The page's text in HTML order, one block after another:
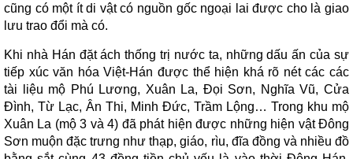
cũng có một ít di vật có nguồn gốc ngoại lai được cho là giao
lưu trao đổi mà có.
Khi nhà Hán đặt ách thống trị nước ta, những dấu ấn của sự
tiếp xúc văn hóa Việt-Hán được thể hiện khá rõ nét các các
tài liệu mộ Phú Lương, Xuân La, Đọi Sơn, Nghĩa Vũ, Cửa
Đình, Từ Lạc, Ân Thi, Minh Đức, Trầm Lộng… Trong khu mộ
Xuân La (mộ 3 và 4) đã phát hiện được những hiện vật Đông
Sơn muộn đặc trưng như thạp, giáo, rìu, đĩa đồng và nhiều đồ